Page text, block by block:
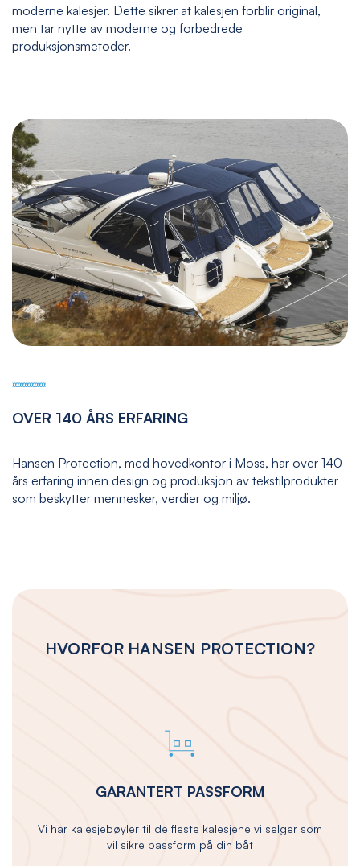
moderne kalesjer. Dette sikrer at kalesjen forblir original,
men tar nytte av moderne og forbedrede
produksjonsmetoder.
OVER 140 ÅRS ERFARING
Hansen Protection, med hovedkontor i Moss, har over 140
års erfaring innen design og produksjon av tekstilprodukter
som beskytter mennesker, verdier og miljø.
HVORFOR HANSEN PROTECTION?
GARANTERT PASSFORM
Vi har kalesjebøyler til de fleste kalesjene vi selger som
vil sikre passform på din båt